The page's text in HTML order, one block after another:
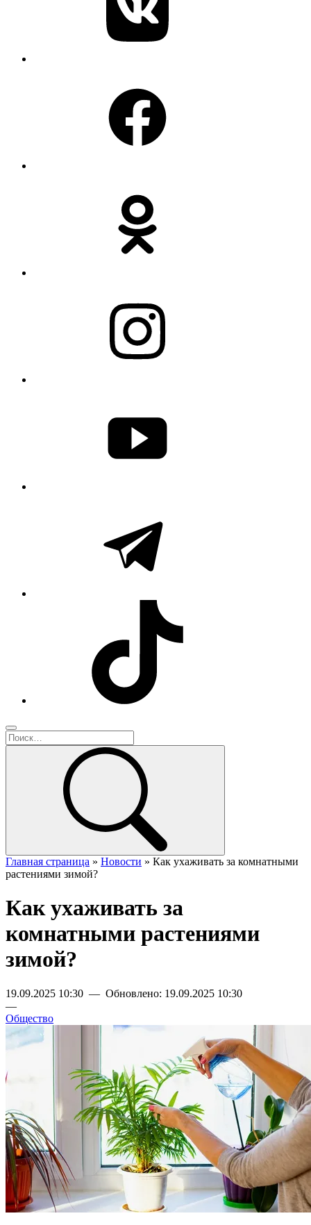
Главная страница » Новости » Как ухаживать за комнатными
растениями зимой?
Как ухаживать за
комнатными растениями
зимой?
19.09.2025 10:30 — Обновлено: 19.09.2025 10:30
—
Общество